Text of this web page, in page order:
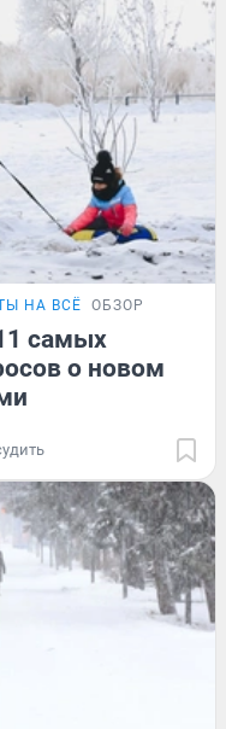
НА ВСЁ ОБЗОР
самых
о новом